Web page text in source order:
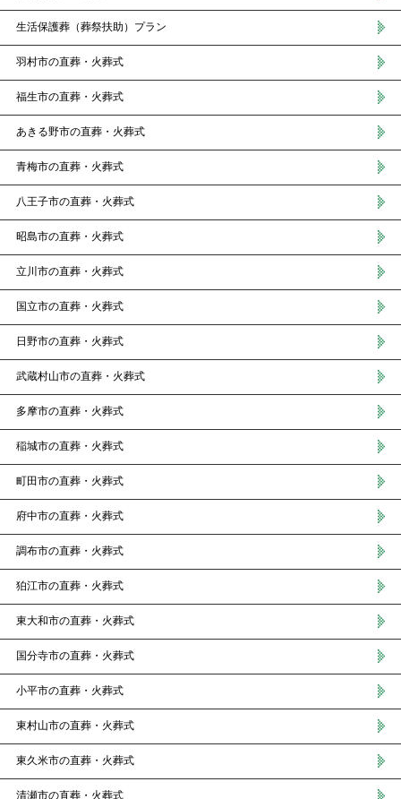
生活保護葬（葬祭扶助）プラン
羽村市の直葬・火葬式
福生市の直葬・火葬式
あきる野市の直葬・火葬式
青梅市の直葬・火葬式
八王子市の直葬・火葬式
昭島市の直葬・火葬式
立川市の直葬・火葬式
国立市の直葬・火葬式
日野市の直葬・火葬式
武蔵村山市の直葬・火葬式
多摩市の直葬・火葬式
稲城市の直葬・火葬式
町田市の直葬・火葬式
府中市の直葬・火葬式
調布市の直葬・火葬式
狛江市の直葬・火葬式
東大和市の直葬・火葬式
国分寺市の直葬・火葬式
小平市の直葬・火葬式
東村山市の直葬・火葬式
東久米市の直葬・火葬式
清瀬市の直葬・火葬式